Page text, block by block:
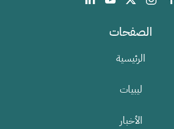
الصفحات
الرئيسية
ليبيات
الأخبار